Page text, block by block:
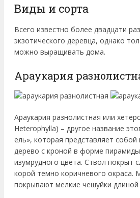
Виды и сорта
Всего известно более двадцати
экзотического деревца, однако
можно выращивать дома.
Араукария
Араукария разнолистная или
Heterophylla) – другое название
ель», которая представляет
дерево с кроной в форме
изумрудного цвета. Ствол покрыт
корой темно коричневого окраса.
покрывают мелкие чешуйки